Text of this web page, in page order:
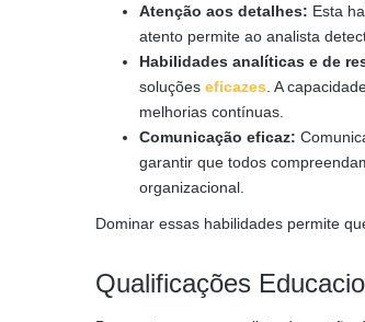
Atenção aos detalhes: Esta
atento permite ao analista
Habilidades analíticas e de
soluções eficazes . A
melhorias contínuas.
Comunicação eficaz:
garantir que todos
organizacional.
Dominar essas habilidades permite
Qualificações